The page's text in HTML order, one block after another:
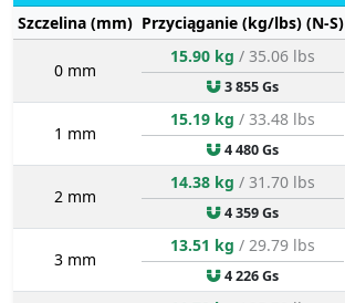
Szczelina (mm) Przyciąganie (kg/lbs) (N-S)
0 mm
15.90 kg / 35.06 lbs
3 855 Gs
1 mm
15.19 kg / 33.48 lbs
4 480 Gs
2 mm
14.38 kg / 31.70 lbs
4 359 Gs
3 mm
13.51 kg / 29.79 lbs
4 226 Gs